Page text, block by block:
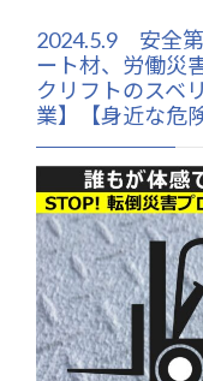
2024.5.9 安全第
ート材、労働災
クリフトのスベ
業】【身近な危